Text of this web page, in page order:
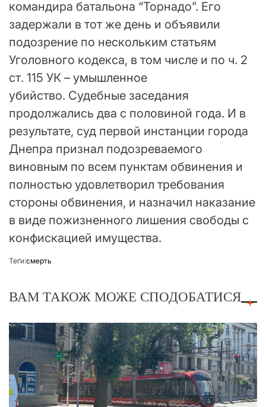
командира батальона “Торнадо”. Его
задержали в тот же день и объявили
подозрение по нескольким статьям
Уголовного кодекса, в том числе и по ч. 2
ст. 115 УК – умышленное
убийство. Судебные заседания
продолжались два с половиной года. И в
результате, суд первой инстанции города
Днепра признал подозреваемого
виновным по всем пунктам обвинения и
полностью удовлетворил требования
стороны обвинения, и назначил наказание
в виде пожизненного лишения свободы с
конфискацией имущества.
Теґи:смерть
ВАМ ТАКОЖ МОЖЕ СПОДОБАТИСЯ